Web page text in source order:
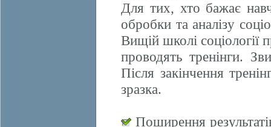
Для тих, хто бажає
обробки та аналізу
Вищій школі соціології
проводять тренінги.
Після закінчення
зразка.
Поширення